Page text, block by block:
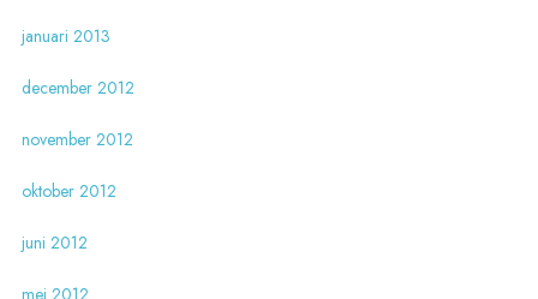
januari 2013
december 2012
november 2012
oktober 2012
juni 2012
mei 2012